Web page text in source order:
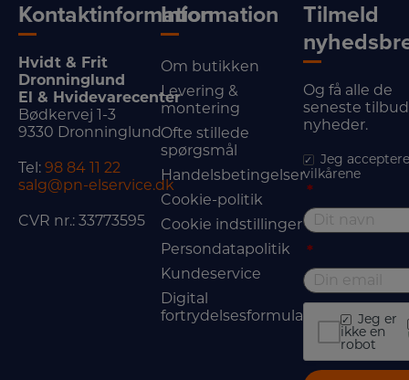
Kontaktinformation
Hvidt & Frit
Dronninglund
El & Hvidevarecenter
Bødkervej 1-3
9330 Dronninglund
Tel: 98 84 11 22
salg@pn-elservice.dk
CVR nr.: 33773595
Information
Om butikken
Levering &
montering
Ofte stillede
spørgsmål
Handelsbetingelser
Cookie-politik
Cookie indstillinger
Persondatapolitik
Kundeservice
Digital
fortrydelsesformular
Tilmeld
Og få alle de
seneste
nyheder.
Jeg
vilkårene
*
*
Jeg er
ikke en
robot